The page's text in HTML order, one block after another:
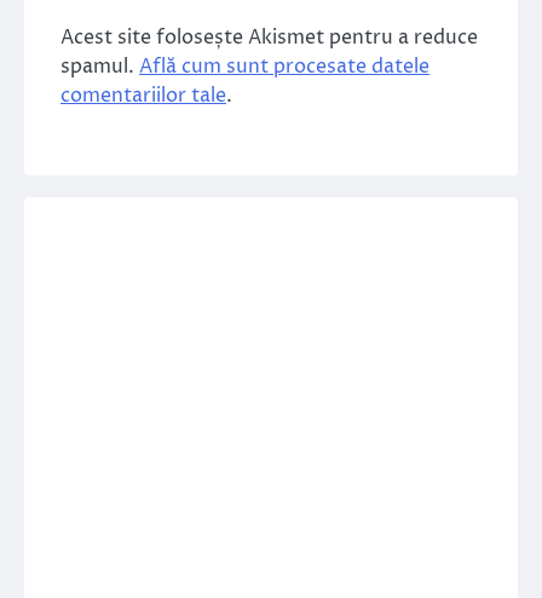
Acest site folosește Akismet pentru a reduce
spamul. Află cum sunt procesate datele
comentariilor tale.